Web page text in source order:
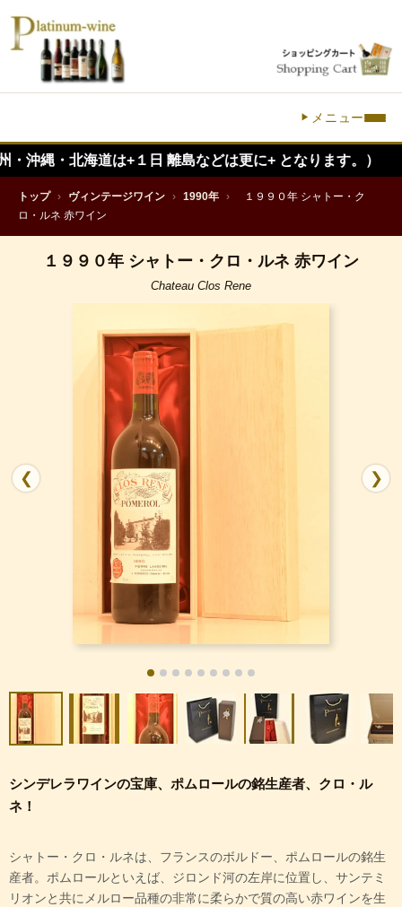
メニュー
道は+１日 離島などは更に+ となります。）
トップ › ヴィンテージワイン › 1990年 ›
１９９０年 シャトー・ク
ロ・ルネ 赤ワイン
１９９０年 シャトー・クロ・ルネ 赤ワイン
Chateau Clos Rene
❮ ❯
シンデレラワインの宝庫、ポムロールの銘生産者、クロ・ル
ネ！
シャトー・クロ・ルネは、フランスのボルドー、ポムロールの銘生
産者。ポムロールといえば、ジロンド河の左岸に位置し、サンテミ
リオンと共にメルロー品種の非常に柔らかで質の高い赤ワインを生